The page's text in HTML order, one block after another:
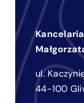
ul.
44-100